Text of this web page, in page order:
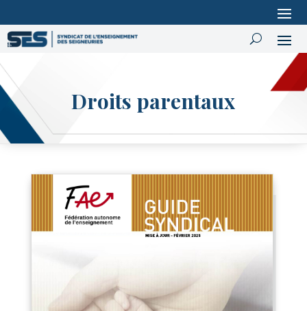
Droits parentaux